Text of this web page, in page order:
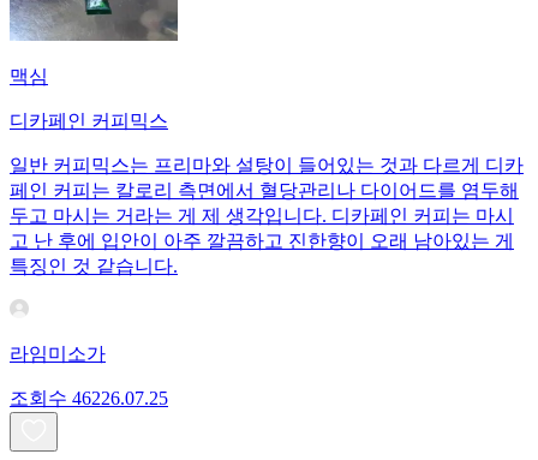
맥심
디카페인 커피믹스
일반 커피믹스는 프리마와 설탕이 들어있는 것과 다르게 디카
페인 커피는 칼로리 측면에서 혈당관리나 다이어드를 염두해
두고 마시는 거라는 게 제 생각입니다. 디카페인 커피는 마시
고 난 후에 입안이 아주 깔끔하고 진한향이 오래 남아있는 게
특징인 것 같습니다.
라임미소가
조회수 46226.07.25